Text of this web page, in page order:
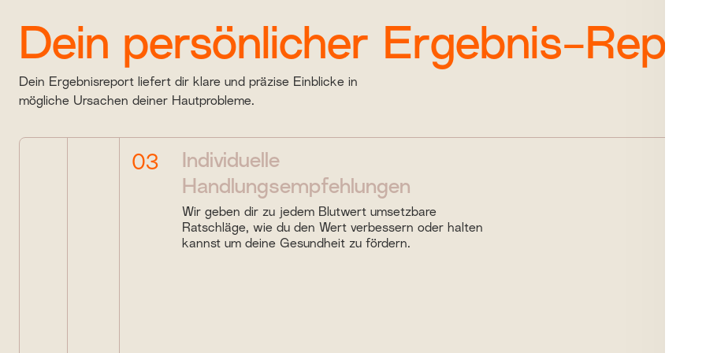
Dein persönlicher Ergebnis-
Dein Ergebnisreport liefert dir klare und präzise Einblicke in
mögliche Ursachen deiner Hautprobleme.
Entdecke die Ursache deiner
Dein Ergebnisreport liefert dir klare und präzise
Einblicke in mögliche Ursachen deiner Probleme
Einfache Ergebnisübersicht
Eine Übersicht der Ergebnisse zeigt klar, welche
03
Individuelle
Handlungsempfehlungen
Wir geben dir zu jedem Blutwert umsetzbare
Ratschläge, wie du den Wert verbessern oder halten
kannst um deine Gesundheit zu fördern.